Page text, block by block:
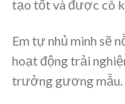
tạo tốt và được cô
Em tự nhủ mình sẽ
hoạt động trải
trưởng gương mẫu.